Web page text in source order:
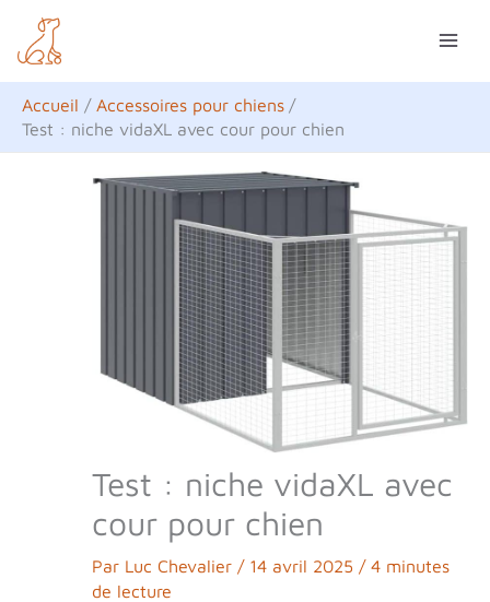
contenu
Accueil
Accessoires pour chiens
Test : niche vidaXL avec cour pour chien
Test : niche vidaXL avec
cour pour chien
Par Luc Chevalier / 14 avril 2025 / 4 minutes
de lecture
e
c
h
e